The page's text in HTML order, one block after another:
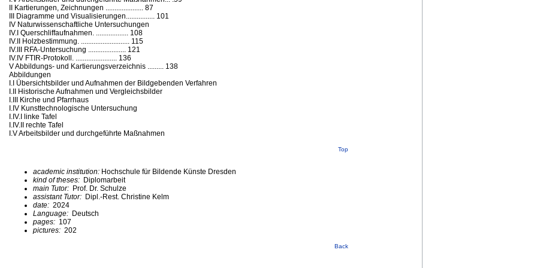
II Kartierungen, Zeichnungen ..................... 87
III Diagramme und Visualisierungen................ 101
IV Naturwissenschaftliche Untersuchungen
IV.I Querschliffaufnahmen. .................. 108
IV.II Holzbestimmung. ........................... 115
IV.III RFA-Untersuchung ..................... 121
IV.IV FTIR-Protokoll. ....................... 136
V Abbildungs- und Kartierungsverzeichnis ......... 138
Abbildungen
I.I Übersichtsbilder und Aufnahmen der Bildgebenden Verfahren
I.II Historische Aufnahmen und Vergleichsbilder
I.III Kirche und Pfarrhaus
I.IV Kunsttechnologische Untersuchung
I.IV.I linke Tafel
I.IV.II rechte Tafel
I.V Arbeitsbilder und durchgeführte Maßnahmen
Top
academic institution: Hochschule für Bildende Künste Dresden
kind of theses: Diplomarbeit
main Tutor: Prof. Dr. Schulze
assistant Tutor: Dipl.-Rest. Christine Kelm
date: 2024
Language: Deutsch
pages: 107
pictures: 202
Back